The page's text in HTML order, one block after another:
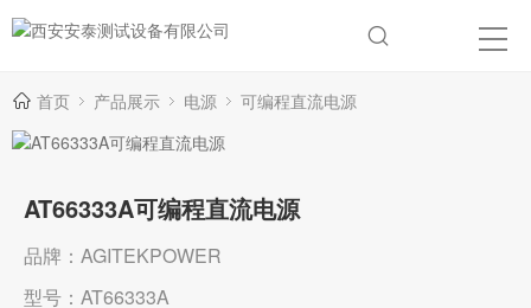
首页 产品展示 电源 可编程直流电源
AT66333A可编程直流电源
品牌：AGITEKPOWER
型号：AT66333A